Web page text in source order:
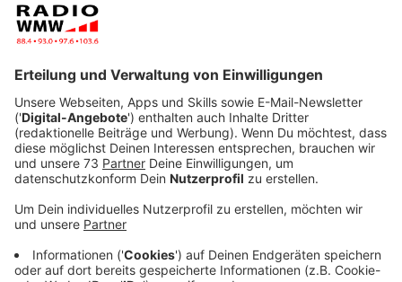
Personen, die zu den Risikogruppen gehören
Frauen in einer Risikoschwangerschaft
Die Personengruppen dürfen kostenlos in Apotheken
FFP2-Masken abholen. Engpässe gibt es seit
Insgesamt zwei mal sechs Masken dürfen diese
insgesamt zwei fälschungssichere Coupons